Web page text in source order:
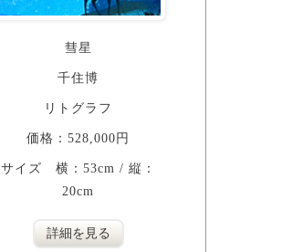
彗星
千住博
リトグラフ
価格：528,000円
サイズ 横：53cm / 縦：
20cm
詳細を見る